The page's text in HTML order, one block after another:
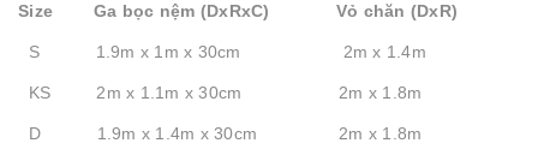
Size Ga bọc nệm (DxRxC) Vỏ chăn (DxR)
S 1.9m x 1m x 30cm 2m x 1.4m
KS 2m x 1.1m x 30cm 2m x 1.8m
D 1.9m x 1.4m x 30cm 2m x 1.8m